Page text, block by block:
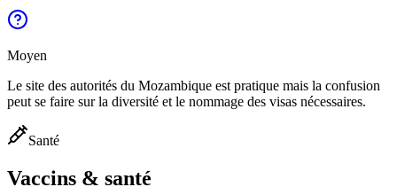
Moyen
Le site des autorités du Mozambique est pratique mais la confusion
peut se faire sur la diversité et le nommage des visas nécessaires.
Santé
Vaccins & santé